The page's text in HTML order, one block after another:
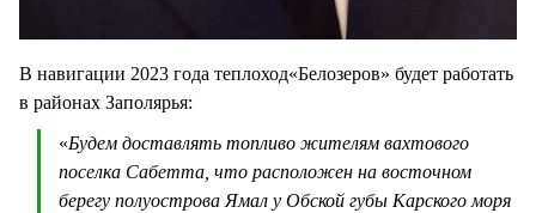
В навигации 2023 года теплоход«Белозеров» будет работать
в районах Заполярья:
«Будем доставлять топливо жителям вахтового
поселка Сабетта, что расположен на восточном
берегу полуострова Ямал у Обской губы Карского моря